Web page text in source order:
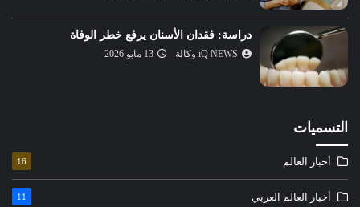
دراسة: فقدان الأسنان يرفع خطر الوفاة
iQ NEWS وكالة 13 مايو 2026
التسميات
أخبار العالم 16
أخبار العالم العربي 11